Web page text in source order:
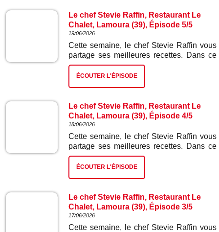
Le chef Stevie Raffin, Restaurant Le
Chalet, Lamoura (39), Épisode 5/5
19/06/2026
Cette semaine, le chef Stevie Raffin vous
partage ses meilleures recettes. Dans ce
cinquième et dernier épisode : cake au
citron.
ÉCOUTER L'ÉPISODE
Le chef Stevie Raffin, Restaurant Le
Chalet, Lamoura (39), Épisode 4/5
18/06/2026
Cette semaine, le chef Stevie Raffin vous
partage ses meilleures recettes. Dans ce
quatrième épisode : saucisse de Morteau,
frites et salade.
ÉCOUTER L'ÉPISODE
Le chef Stevie Raffin, Restaurant Le
Chalet, Lamoura (39), Épisode 3/5
17/06/2026
Cette semaine, le chef Stevie Raffin vous